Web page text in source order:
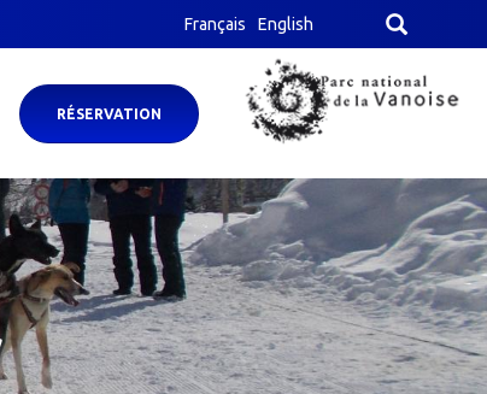
Français English
RÉSERVATION